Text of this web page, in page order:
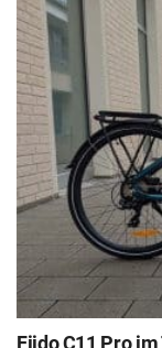
Fiido C11 Pro